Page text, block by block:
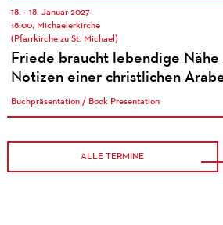
18. - 18. Januar 2027
18:00, Michaelerkirche
(Pfarrkirche zu St. Michael)
Friede braucht lebendige
Notizen einer christlichen
Buchpräsentation / Book Presentation
ALLE TERMINE